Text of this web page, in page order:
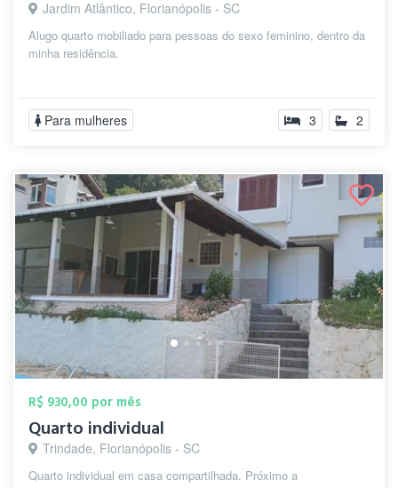
Jardim Atlântico, Florianópolis - SC
Alugo quarto mobiliado para pessoas do sexo feminino, dentro da
minha residência.
Para mulheres 3 2
R$ 930,00 por mês
Quarto individual
Trindade, Florianópolis - SC
Quarto individual em casa compartilhada. Próximo a